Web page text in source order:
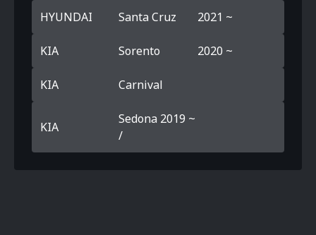
HYUNDAI Santa Cruz 2021 ~
KIA Sorento 2020 ~
KIA Carnival
KIA
Sedona 2019 ~
/